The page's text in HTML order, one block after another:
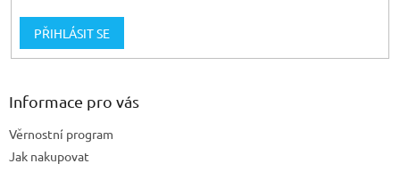
PŘIHLÁSIT SE
Informace pro vás
Věrnostní program
Jak nakupovat